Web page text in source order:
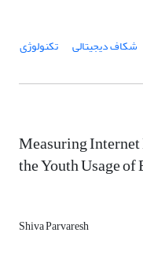
شکاف دیجیتالی تکنولوژی
Measuring
the Youth Usage
Shiva Parvaresh